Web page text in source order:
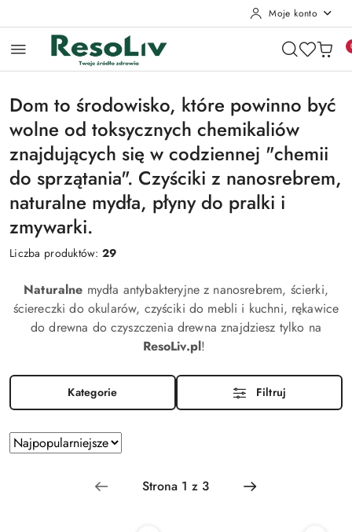
Moje konto
Dom to środowisko, które powinno być
wolne od toksycznych chemikaliów
znajdujących się w codziennej "chemii
do sprzątania". Czyściki z nanosrebrem,
naturalne mydła, płyny do pralki i
zmywarki.
Liczba produktów:29
Naturalne mydła antybakteryjne z nanosrebrem, ścierki,
ściereczki do okularów, czyściki do mebli i kuchni, rękawice
do drewna do czyszczenia drewna znajdziesz tylko na
ResoLiv.pl!
Kategorie Filtruj
Zastosowano
sortowanie:
Najpopularniejsze.
Sortuj
według